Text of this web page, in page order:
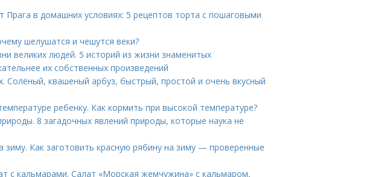
Прага в домашних условиях: 5 рецептов торта с пошаговыми
шелушатся и чешутся веки?
великих людей. 5 историй из жизни знаменитых
их собственных произведений
Солёный, квашеный арбуз, быстрый, простой и очень вкусный
ребенку. Как кормить при высокой температуре?
8 загадочных явлений природы, которые наука не
зиму. Как заготовить красную рябину на зиму — проверенные
с кальмарами. Салат «Морская жемчужина» с кальмаром,